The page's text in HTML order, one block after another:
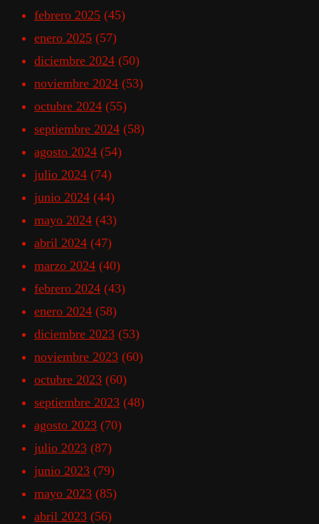
febrero 2025 (45)
enero 2025 (57)
diciembre 2024 (50)
noviembre 2024 (53)
octubre 2024 (55)
septiembre 2024 (58)
agosto 2024 (54)
julio 2024 (74)
junio 2024 (44)
mayo 2024 (43)
abril 2024 (47)
marzo 2024 (40)
febrero 2024 (43)
enero 2024 (58)
diciembre 2023 (53)
noviembre 2023 (60)
octubre 2023 (60)
septiembre 2023 (48)
agosto 2023 (70)
julio 2023 (87)
junio 2023 (79)
mayo 2023 (85)
abril 2023 (56)